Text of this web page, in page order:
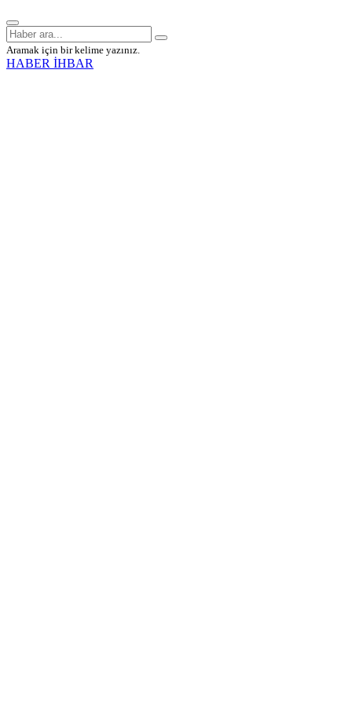
Aramak için bir kelime yazınız.
HABER İHBAR